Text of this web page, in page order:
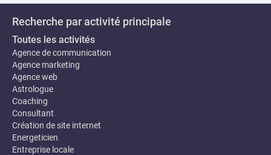
Recherche par activité principale
Toutes les activités
Agence de communication
Agence marketing
Agence web
Astrologue
Coaching
Consultant
Création de site internet
Energeticien
Entreprise locale